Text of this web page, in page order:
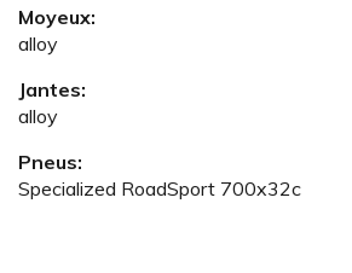
Moyeux:
alloy
Jantes:
alloy
Pneus:
Specialized RoadSport 700x32c